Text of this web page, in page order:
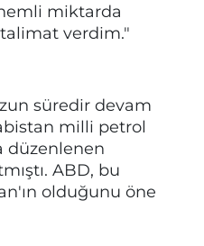
miktarda
talimat verdim."
süredir devam
milli petrol
düzenlenen
ABD, bu
olduğunu öne